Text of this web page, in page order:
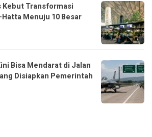
Transformasi
Menuju 10 Besar
Bisa Mendarat di Jalan
Disiapkan Pemerintah